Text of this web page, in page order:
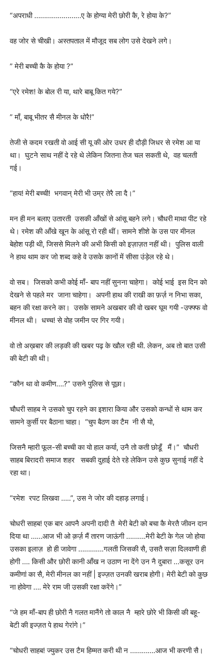
“अपराधी ……………………ए के होग्या मेरी छोरी कै, रे होया के?”
वह जोर से चीखी। अस्तपताल में मौजूद सब लोग उसे देखने लगे।
” मेरी बच्ची कै के होया ?”
“एरे रमेश! के बोल री या, थारे बाबू कित गये?”
” माँ, बाबू भीतर सै मीनल के धोरै!”
तेजी से कदम रखती वो आई सी यू की ओर उधर ही दौड़ी जिधर से रमेश आ या
था। घुटने साथ नहीं दे रहे थे लेकिन जितना तेज चल सकती थे, वह चलती
गई।
“हाय! मेरी बच्ची! भगवान् मेरी भी उम्र तेरै ला दै।”
मन ही मन बलाए उतारती उसकी आँखों से आंसू बहने लगे। चौधरी माथा पीट रहे
थे। रमेश की आँखे खून के आंसू रो रही थीं। सामने शीशे के उस पार मीनल
बेहोश पड़ी थी, जिससे मिलने की अभी किसी को इज़ाज़त नहीं थी। पुलिस वाली
ने हाथ थाम कर जो शब्द कहे वे उसके कानों में सीसा उंड़ेल रहे थे।
वो सब। जिसको कभी कोई माँ- बाप नहीं सुनना चाहेगा। कोई भाई इस दिन को
देखने से पहले मर जाना चाहेगा। अपनी हाथ की राखी का फ़र्ज़ न निभा सका,
बहन की रक्षा करने का। उसके सामने अखबार की वो खबर घूम गयी -उफ्फ्फ वो
मीनल थी। धच्च! से वोह जमीन पर गिर गयी।
वो तो अख़बार की लड़की की खबर पढ़ के खौल रही थी. लेकन, अब तो बात उसी
की बेटी की थी।
“कौन था वो कमीण….?” उसने पुलिस से पूछा।
चौधरी साहब ने उसको चुप रहने का इशारा किया और उसको कन्धों से थाम कर
सामने कुर्सी पर बैठाना चाहा। “चुप बैठण का टैम नी सै यो,
जिसनै म्हारी फूल-सी बच्ची का यो हाल कर्या, उनै तो कती छोडूँ मैं।” चौधरी
साहब बिरादरी समाज शहर सबकी दुहाई देते रहे लेकिन उसे कुछ सुनाई नहीं दे
रहा था।
“रमेश रपट लिखवा …..”, उस ने जोर की दहाड़ लगाई।
चोधरी साहब! एक बार आपनै अपनी दादी तै मेरी बेटी को बचा कै मेरतै जीवन दान
दिया था ……आज भी ओ क़र्ज़ मैं तारण जाऊंगी ……….मेरी बेटी के गेल जो होया
उसका इलाज़ हो ही जावेगा ………….गलती जिसकी सै, उसतै सज़ा दिलवाणी ही
होगी …. किसी और छोरी कानी आँख न उठाण ना देंगे उन नै दुबारा …कसूर उन
कमीणां का सै, मेरी मीनल का नहीं | इज्ज़त उनकी खराब होगी। मेरी बेटी को कुछ
ना होवेगा …. मेरे राम जी उसकी रक्षा करेंगे।”
“जे हम माँ-बाप ही छोरी नै गलत मानैंगे तो काल नै म्हारे छोरे भी किसी की बहू-
बेटी की इज्ज़त पे हाथ गेरांगे।”
“चोधरी साहब! ज्युकर उस टैम हिम्मत करी थी न ………….आज भी करणी सै।